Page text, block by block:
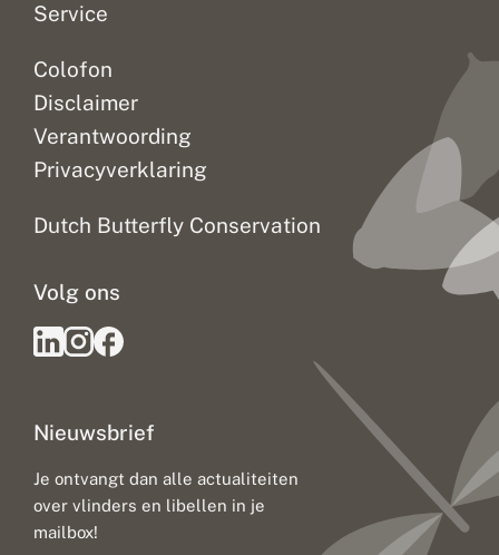
Service
Colofon
Disclaimer
Verantwoording
Privacyverklaring
Dutch Butterfly Conservation
Nieuwsbrief
Je ontvangt dan alle actualiteiten
over vlinders en libellen in je
mailbox!
Volg ons